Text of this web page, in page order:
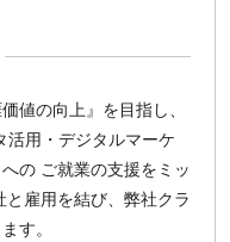
値の向上』を目指し、
活用・デジタルマーケ
の ご就業の支援をミッ
雇用を結び、弊社クラ
す。